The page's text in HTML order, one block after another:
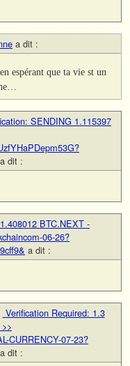
a dit :
espérant que ta vie st un
SENDING 1.115397
a dit :
BTC.NEXT -
06-26?
a dit :
Verification Required: 1.3
CURRENCY-07-23?
a dit :